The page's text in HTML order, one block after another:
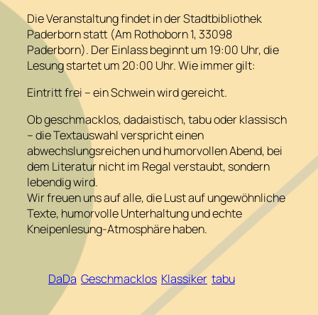
Die Veranstaltung findet in der Stadtbibliothek
Paderborn statt (Am Rothoborn 1, 33098
Paderborn). Der Einlass beginnt um 19:00 Uhr, die
Lesung startet um 20:00 Uhr. Wie immer gilt:
Eintritt frei – ein Schwein wird gereicht.
Ob geschmacklos, dadaistisch, tabu oder klassisch
– die Textauswahl verspricht einen
abwechslungsreichen und humorvollen Abend, bei
dem Literatur nicht im Regal verstaubt, sondern
lebendig wird.
Wir freuen uns auf alle, die Lust auf ungewöhnliche
Texte, humorvolle Unterhaltung und echte
Kneipenlesung‑Atmosphäre haben.
DaDa Geschmacklos Klassiker tabu